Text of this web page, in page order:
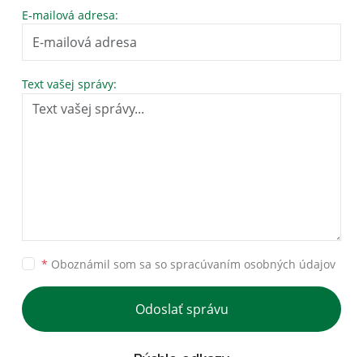
E-mailová adresa:
Text vašej správy:
* Oboznámil som sa so spracúvaním osobných údajov
Odoslať správu